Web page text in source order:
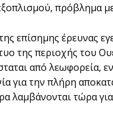
πρόβλημα
επίσημης έρευνας
της περιοχής του
από λεωφορεία,
για την πλήρη
λαμβάνονται τώρα